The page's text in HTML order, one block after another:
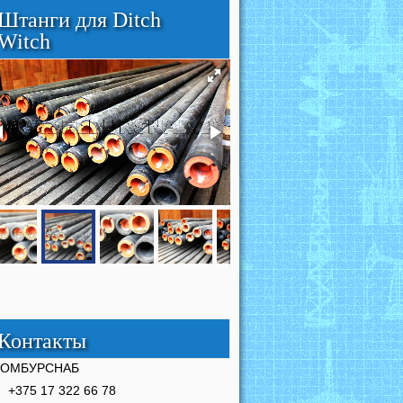
для Ditch
+375 17 322 66 78